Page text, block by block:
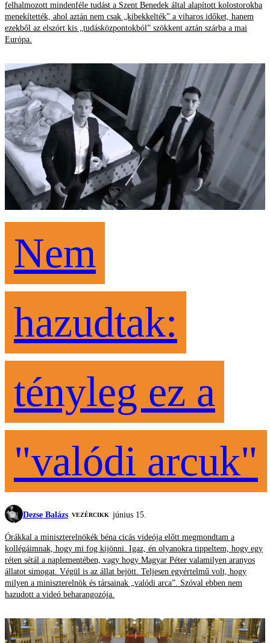
felhalmozott mindenféle tudást a Szent Benedek által alapított kolostorokba
menekítették, ahol aztán nem csak „kibekkelték” a viharos időket, hanem
ezekből az elszórt kis „tudásközpontokból” szökkent aztán szárba a mai
Európa.
Nem
hazudtak:
tényleg ez a
"valódi arcuk"
Dezse Balázs VEZÉRCIKK június 15.
Órákkal a miniszterelnökék béna cicás videója előtt megmondtam a
kollégáimnak, hogy mi fog kijönni. Igaz, én olyanokra tippeltem, hogy egy
réten sétál a naplementében, vagy hogy Magyar Péter valamilyen aranyos
állatot simogat. Végül is az állat bejött. Teljesen egyértelmű volt, hogy
milyen a miniszterelnök és társainak „valódi arca”. Szóval ebben nem
hazudott a videó beharangozója.